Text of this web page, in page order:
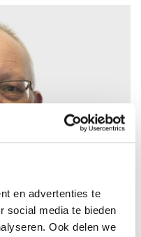
en advertenties te
social media te bieden
Ook delen we